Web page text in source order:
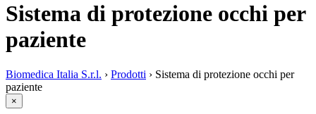
Sistema di protezione occhi per
paziente
Biomedica Italia S.r.l. › Prodotti › Sistema di protezione occhi per
paziente
×